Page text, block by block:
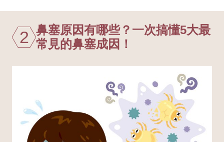
2 鼻塞原因有哪些？一次搞懂5大最
常見的鼻塞成因！